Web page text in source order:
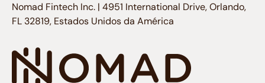
Nomad Fintech Inc. | 4951 International Drive, Orlando,
FL 32819, Estados Unidos da América